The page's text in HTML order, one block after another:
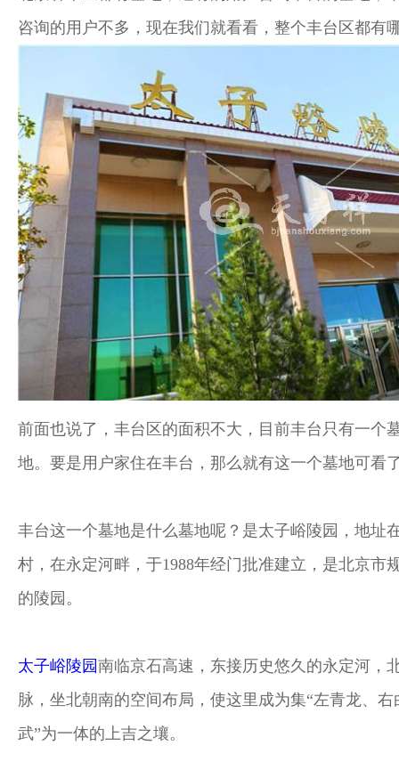
咨询的用户不多，现在我们就看看，整个丰台区都有
前面也说了，丰台区的面积不大，目前丰台只有一个
地。要是用户家住在丰台，那么就有这一个墓地可看
丰台这一个墓地是什么墓地呢？是太子峪陵园，地址
村，在永定河畔，于1988年经门批准建立，是北京市
的陵园。
太子峪陵园 南临京石高速，东接历史悠久的永定河，
脉，坐北朝南的空间布局，使这里成为集“左青龙、
武”为一体的上吉之壤。